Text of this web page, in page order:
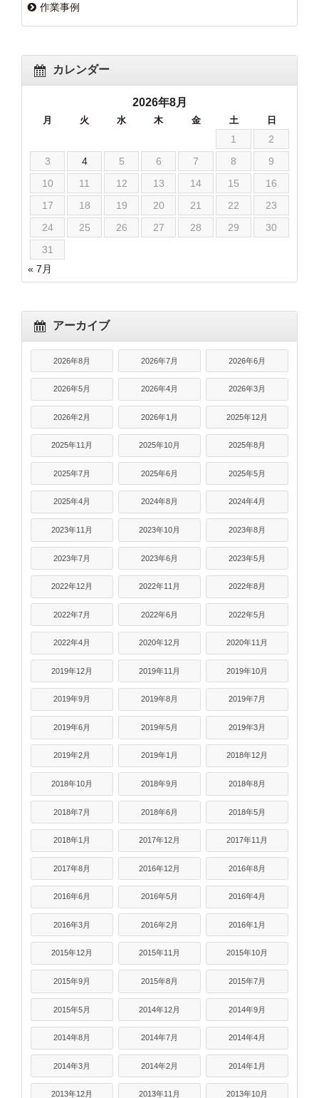
作業事例
カレンダー
2026年8月
月 火 水 木 金 土 日
1
2
3
4 5 6 7 8
9
10
11 12 13 14 15
16
17
18 19 20 21 22
23
24
25 26 27 28 29
30
31
« 7月
アーカイブ
2026年8月 2026年7月 2026年6月
2026年5月 2026年4月 2026年3月
2026年2月 2026年1月 2025年12月
2025年11月 2025年10月 2025年8月
2025年7月 2025年6月 2025年5月
2025年4月 2024年8月 2024年4月
2023年11月 2023年10月 2023年8月
2023年7月 2023年6月 2023年5月
2022年12月 2022年11月 2022年8月
2022年7月 2022年6月 2022年5月
2022年4月 2020年12月 2020年11月
2019年12月 2019年11月 2019年10月
2019年9月 2019年8月 2019年7月
2019年6月 2019年5月 2019年3月
2019年2月 2019年1月 2018年12月
2018年10月 2018年9月 2018年8月
2018年7月 2018年6月 2018年5月
2018年1月 2017年12月 2017年11月
2017年8月 2016年12月 2016年8月
2016年6月 2016年5月 2016年4月
2016年3月 2016年2月 2016年1月
2015年12月 2015年11月 2015年10月
2015年9月 2015年8月 2015年7月
2015年5月 2014年12月 2014年9月
2014年8月 2014年7月 2014年4月
2014年3月 2014年2月 2014年1月
2013年12月 2013年11月 2013年10月